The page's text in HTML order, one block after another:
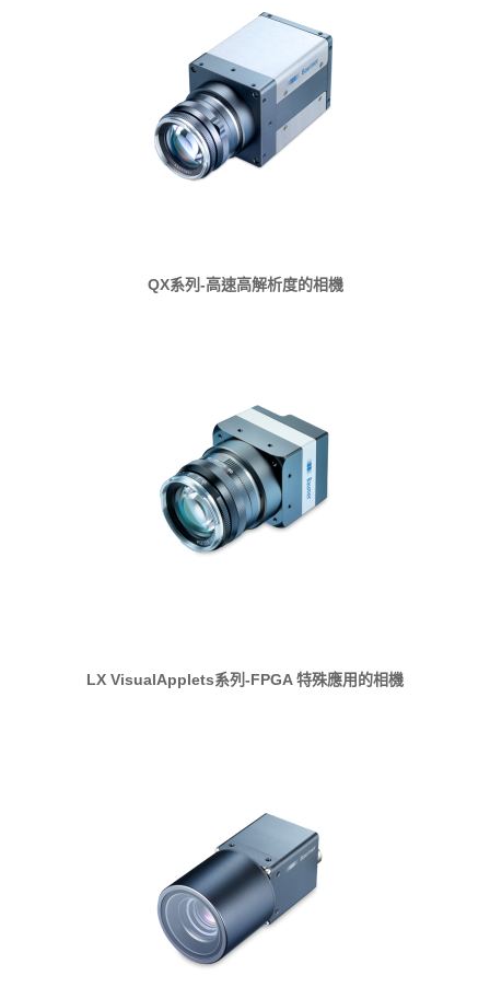
QX系列-高速高解析度的相機
LX VisualApplets系列-FPGA 特殊應用的相機